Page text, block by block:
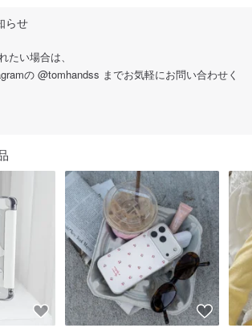
らせ
たい場合は、
の @tomhandss までお気軽にお問い合わせく